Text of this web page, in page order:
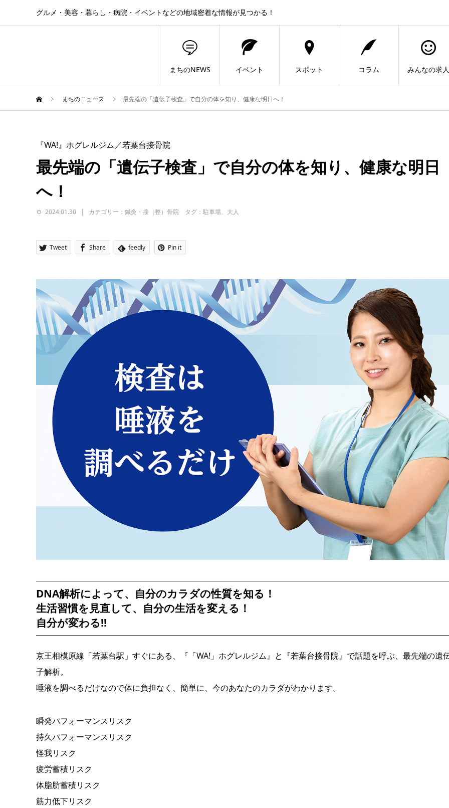
グルメ・美容・暮らし・病院・イベントなどの地域密着な情報が見つかる！
まちのNEWS イベント スポット コラム みんなの求人
まちのニュース 最先端の「遺伝子検査」で自分の体を知り、健康な明日へ！
『WA!』ホグレルジム／若葉台接骨院
最先端の「遺伝子検査」で自分の体を知り、健康な明日
へ！
2024.01.30 カテゴリー：鍼灸・接（整）骨院 タグ：駐車場、大人
Tweet Share feedly Pin it
DNA解析によって、自分のカラダの性質を知る！
生活習慣を見直して、自分の生活を変える！
自分が変わる!!
京王相模原線「若葉台駅」すぐにある、『「WA!」ホグレルジム』と『若葉台接骨院』で話題を呼ぶ、最先端の遺
子解析。
唾液を調べるだけなので体に負担なく、簡単に、今のあなたのカラダがわかります。
瞬発パフォーマンスリスク
持久パフォーマンスリスク
怪我リスク
疲労蓄積リスク
体脂肪蓄積リスク
筋力低下リスク